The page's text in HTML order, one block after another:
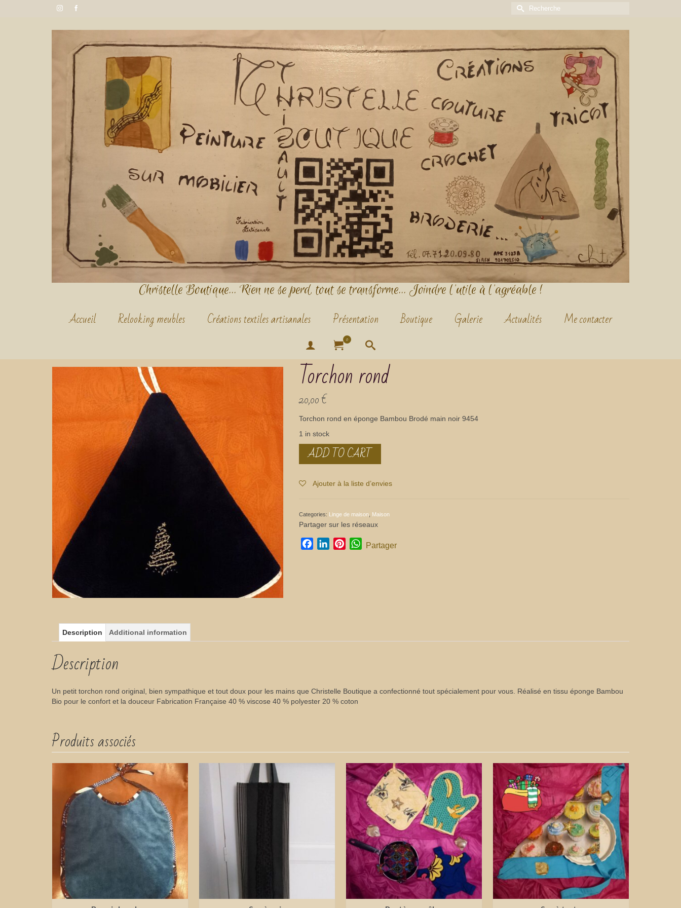
Rechercher :
Christelle Boutique... Rien ne se perd, tout se transforme... Joindre l'utile à l'agréable !
Accueil Relooking meubles Créations textiles artisanales Présentation Boutique Galerie Actualités Me contacter
0
Torchon rond
20,00€
Torchon rond en éponge Bambou Brodé main noir 9454
1 in stock
Torchon
rondADD TO CART
Ajouter à la liste d’envies
Categories: Linge de maison, Maison
Partager sur les réseaux
FacebookLinkedInPinterestWhatsApp
Partager
Description Additional information
Description
Un petit torchon rond original, bien sympathique et tout doux pour les mains que Christelle Boutique a confectionné tout spécialement pour vous. Réalisé en tissu éponge Bambou
Bio pour le confort et la douceur Fabrication Française 40 % viscose 40 % polyester 20 % coton
Produits associés